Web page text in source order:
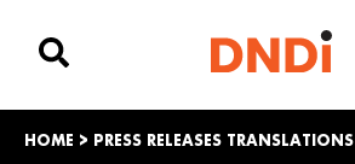
HOME > PRESS RELEASES TRANSLATIONS